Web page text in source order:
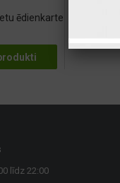
ēdienkarte
līdz 22:00